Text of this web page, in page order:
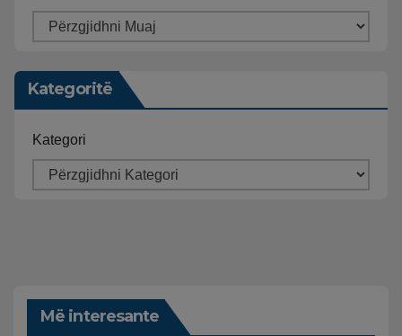
Kategoritë
Kategori
Më interesante